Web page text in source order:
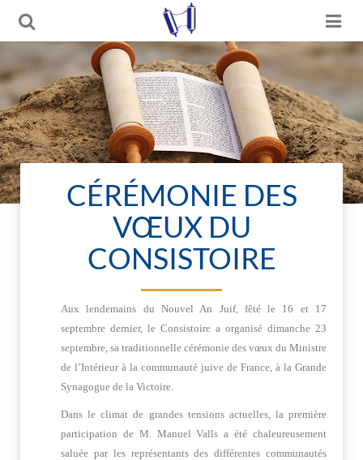
CÉRÉMONIE DES
VŒUX DU
CONSISTOIRE
Aux lendemains du Nouvel An Juif, fêté le 16 et 17
septembre dernier, le Consistoire a organisé dimanche 23
septembre, sa traditionnelle cérémonie des vœux du Ministre
de l’Intérieur à la communauté juive de France, à la Grande
Synagogue de la Victoire.
Dans le climat de grandes tensions actuelles, la première
participation de M. Manuel Valls a été chaleureusement
saluée par les représentants des différentes communautés